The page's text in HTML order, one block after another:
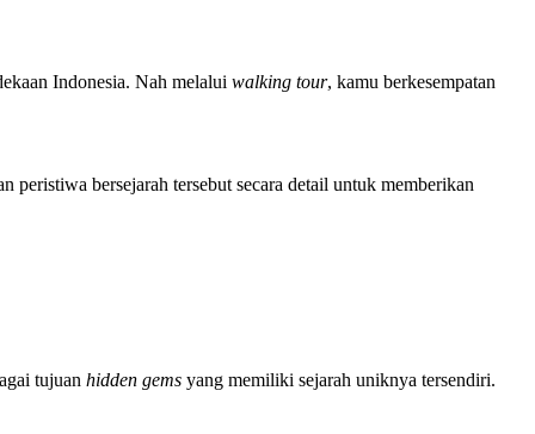
Indonesia. Nah melalui walking tour, kamu berkesempatan
bersejarah tersebut secara detail untuk memberikan
tujuan hidden gems yang memiliki sejarah uniknya tersendiri.